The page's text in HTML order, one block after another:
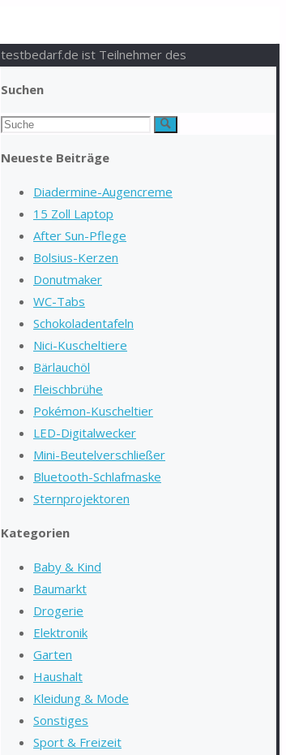
Suchen
Suchen
Suche
Neueste Beiträge
Diadermine-Augencreme
15 Zoll Laptop
After Sun-Pflege
Bolsius-Kerzen
Donutmaker
WC-Tabs
Schokoladentafeln
Nici-Kuscheltiere
Bärlauchöl
Fleischbrühe
Pokémon-Kuscheltier
LED-Digitalwecker
Mini-Beutelverschließer
Bluetooth-Schlafmaske
Sternprojektoren
Kategorien
Baby & Kind
Baumarkt
Drogerie
Elektronik
Garten
Haushalt
Kleidung & Mode
Sonstiges
Sport & Freizeit
testbedarf.de ist Teilnehmer des